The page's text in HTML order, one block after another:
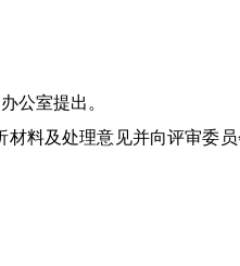
公室提出。
料及处理意见并向评审委